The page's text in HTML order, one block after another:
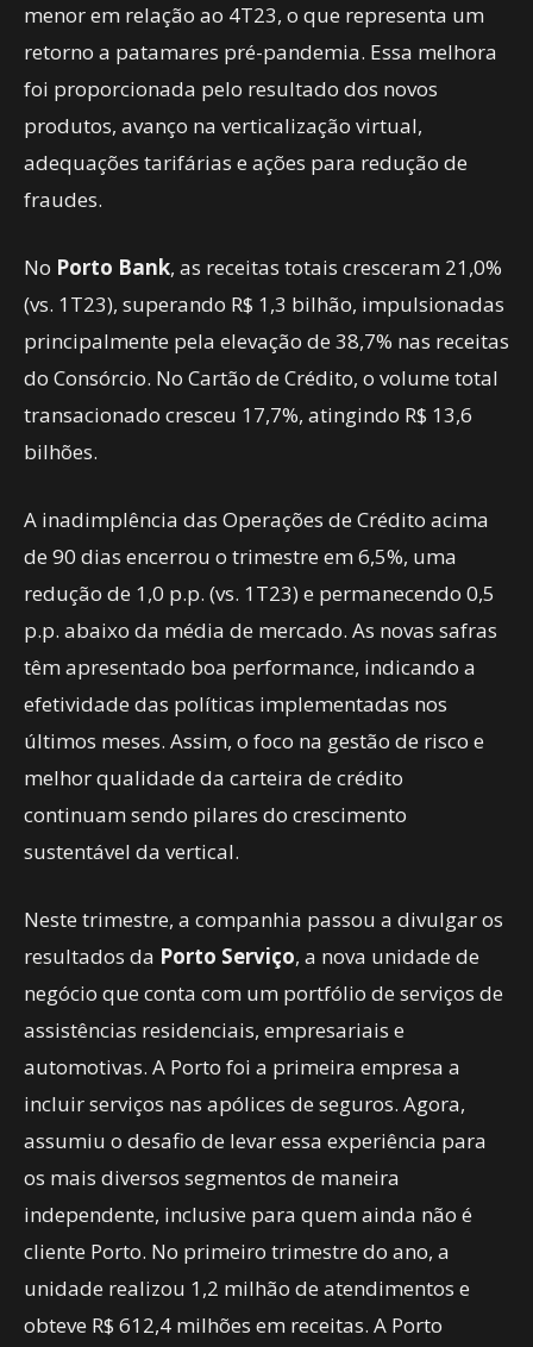
menor em relação ao 4T23, o que representa um
retorno a patamares pré-pandemia. Essa melhora
foi proporcionada pelo resultado dos novos
produtos, avanço na verticalização virtual,
adequações tarifárias e ações para redução de
fraudes.
No Porto Bank, as receitas totais cresceram 21,0%
(vs. 1T23), superando R$ 1,3 bilhão, impulsionadas
principalmente pela elevação de 38,7% nas receitas
do Consórcio. No Cartão de Crédito, o volume total
transacionado cresceu 17,7%, atingindo R$ 13,6
bilhões.
A inadimplência das Operações de Crédito acima
de 90 dias encerrou o trimestre em 6,5%, uma
redução de 1,0 p.p. (vs. 1T23) e permanecendo 0,5
p.p. abaixo da média de mercado. As novas safras
têm apresentado boa performance, indicando a
efetividade das políticas implementadas nos
últimos meses. Assim, o foco na gestão de risco e
melhor qualidade da carteira de crédito
continuam sendo pilares do crescimento
sustentável da vertical.
Neste trimestre, a companhia passou a divulgar os
resultados da Porto Serviço, a nova unidade de
negócio que conta com um portfólio de serviços de
assistências residenciais, empresariais e
automotivas. A Porto foi a primeira empresa a
incluir serviços nas apólices de seguros. Agora,
assumiu o desafio de levar essa experiência para
os mais diversos segmentos de maneira
independente, inclusive para quem ainda não é
cliente Porto. No primeiro trimestre do ano, a
unidade realizou 1,2 milhão de atendimentos e
obteve R$ 612,4 milhões em receitas. A Porto